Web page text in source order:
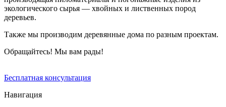
экологического сырья — хвойных и лиственных пород
деревьев.
Также мы производим деревянные дома по разным проектам.
Обращайтесь! Мы вам рады!
Бесплатная консультация
Навигация